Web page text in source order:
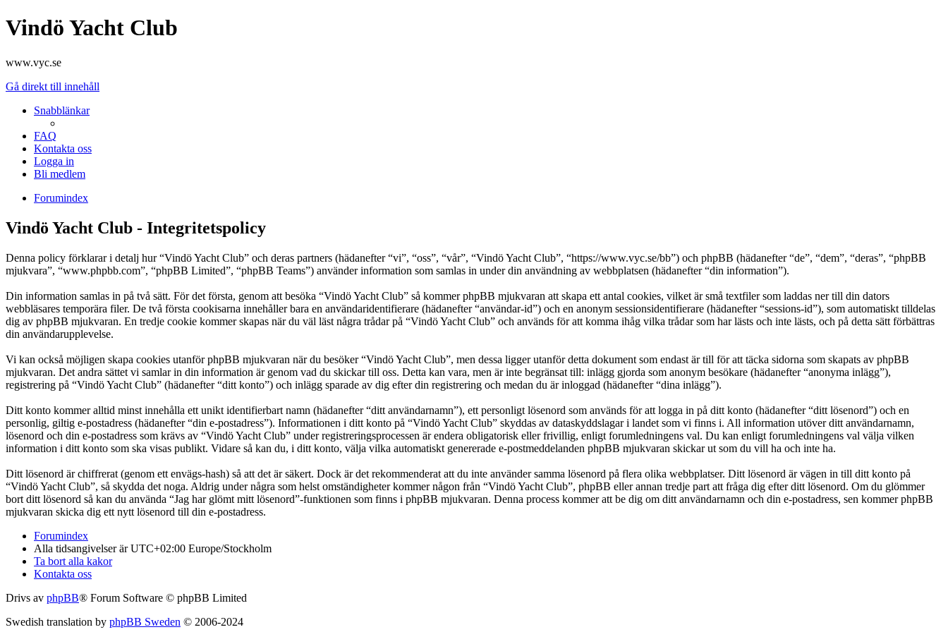
Vindö Yacht Club
www.vyc.se
Gå direkt till innehåll
Snabblänkar
FAQ
Kontakta oss
Logga in
Bli medlem
Forumindex
Vindö Yacht Club - Integritetspolicy
Denna policy förklarar i detalj hur “Vindö Yacht Club” och deras partners (hädanefter “vi”, “oss”, “vår”, “Vindö Yacht Club”, “https://www.vyc.se/bb”) och phpBB (hädanefter “de”, “dem”, “deras”, “phpBB
mjukvara”, “www.phpbb.com”, “phpBB Limited”, “phpBB Teams”) använder information som samlas in under din användning av webbplatsen (hädanefter “din information”).
Din information samlas in på två sätt. För det första, genom att besöka “Vindö Yacht Club” så kommer phpBB mjukvaran att skapa ett antal cookies, vilket är små textfiler som laddas ner till din dators
webbläsares temporära filer. De två första cookisarna innehåller bara en användaridentifierare (hädanefter “användar-id”) och en anonym sessionsidentifierare (hädanefter “sessions-id”), som automatiskt tilldelas
dig av phpBB mjukvaran. En tredje cookie kommer skapas när du väl läst några trådar på “Vindö Yacht Club” och används för att komma ihåg vilka trådar som har lästs och inte lästs, och på detta sätt förbättras
din användarupplevelse.
Vi kan också möjligen skapa cookies utanför phpBB mjukvaran när du besöker “Vindö Yacht Club”, men dessa ligger utanför detta dokument som endast är till för att täcka sidorna som skapats av phpBB
mjukvaran. Det andra sättet vi samlar in din information är genom vad du skickar till oss. Detta kan vara, men är inte begränsat till: inlägg gjorda som anonym besökare (hädanefter “anonyma inlägg”),
registrering på “Vindö Yacht Club” (hädanefter “ditt konto”) och inlägg sparade av dig efter din registrering och medan du är inloggad (hädanefter “dina inlägg”).
Ditt konto kommer alltid minst innehålla ett unikt identifierbart namn (hädanefter “ditt användarnamn”), ett personligt lösenord som används för att logga in på ditt konto (hädanefter “ditt lösenord”) och en
personlig, giltig e-postadress (hädanefter “din e-postadress”). Informationen i ditt konto på “Vindö Yacht Club” skyddas av dataskyddslagar i landet som vi finns i. All information utöver ditt användarnamn,
lösenord och din e-postadress som krävs av “Vindö Yacht Club” under registreringsprocessen är endera obligatorisk eller frivillig, enligt forumledningens val. Du kan enligt forumledningens val välja vilken
information i ditt konto som ska visas publikt. Vidare så kan du, i ditt konto, välja vilka automatiskt genererade e-postmeddelanden phpBB mjukvaran skickar ut som du vill ha och inte ha.
Ditt lösenord är chiffrerat (genom ett envägs-hash) så att det är säkert. Dock är det rekommenderat att du inte använder samma lösenord på flera olika webbplatser. Ditt lösenord är vägen in till ditt konto på
“Vindö Yacht Club”, så skydda det noga. Aldrig under några som helst omständigheter kommer någon från “Vindö Yacht Club”, phpBB eller annan tredje part att fråga dig efter ditt lösenord. Om du glömmer
bort ditt lösenord så kan du använda “Jag har glömt mitt lösenord”-funktionen som finns i phpBB mjukvaran. Denna process kommer att be dig om ditt användarnamn och din e-postadress, sen kommer phpBB
mjukvaran skicka dig ett nytt lösenord till din e-postadress.
Forumindex
Alla tidsangivelser är UTC+02:00 Europe/Stockholm
Ta bort alla kakor
Kontakta oss
Drivs av phpBB® Forum Software © phpBB Limited
Swedish translation by phpBB Sweden © 2006-2024